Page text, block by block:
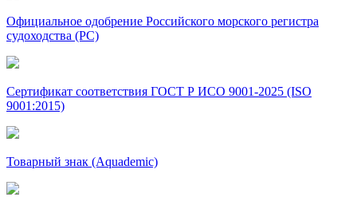
Официальное одобрение Российского морского регистра
судоходства (РС)
Сертификат соответствия ГОСТ Р ИСО 9001-2025 (ISO
9001:2015)
Товарный знак (Aquademic)